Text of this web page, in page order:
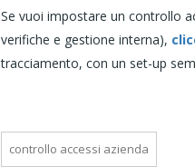
Se vuoi impostare un controllo
verifiche e gestione interna),
tracciamento, con un set-up
controllo accessi azienda